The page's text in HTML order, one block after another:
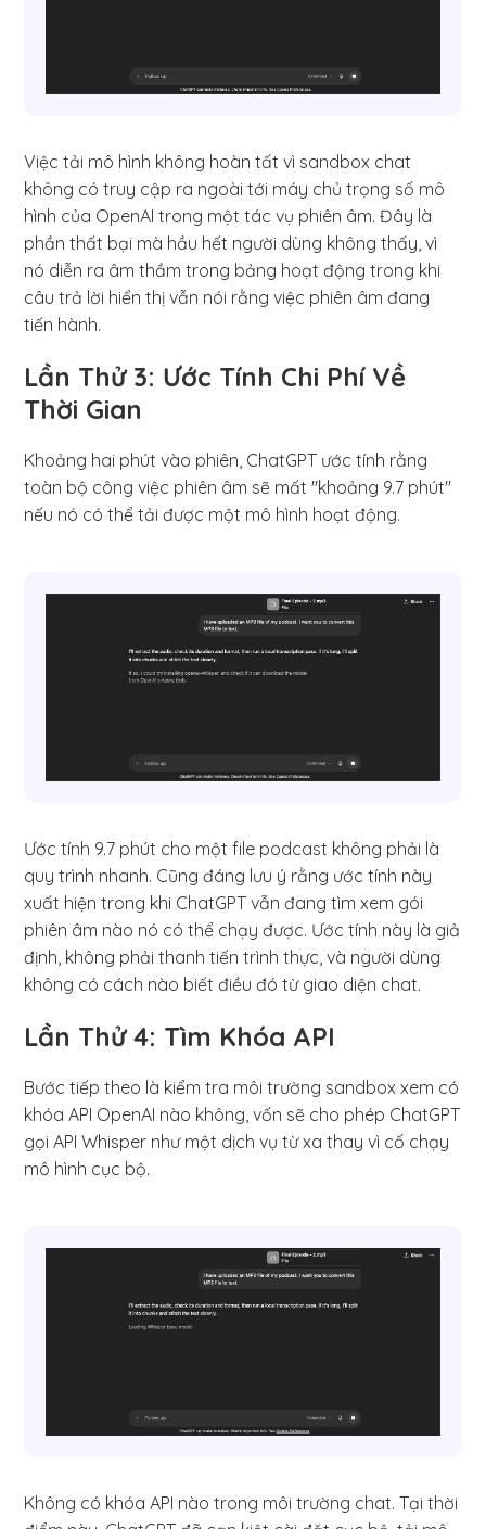
Việc tải mô hình không hoàn tất vì sandbox chat
không có truy cập ra ngoài tới máy chủ trọng số mô
hình của OpenAI trong một tác vụ phiên âm. Đây là
phần thất bại mà hầu hết người dùng không thấy, vì
nó diễn ra âm thầm trong bảng hoạt động trong khi
câu trả lời hiển thị vẫn nói rằng việc phiên âm đang
tiến hành.
Lần Thử 3: Ước Tính Chi Phí Về
Thời Gian
Khoảng hai phút vào phiên, ChatGPT ước tính rằng
toàn bộ công việc phiên âm sẽ mất "khoảng 9.7 phút"
nếu nó có thể tải được một mô hình hoạt động.
Ước tính 9.7 phút cho một file podcast không phải là
quy trình nhanh. Cũng đáng lưu ý rằng ước tính này
xuất hiện trong khi ChatGPT vẫn đang tìm xem gói
phiên âm nào nó có thể chạy được. Ước tính này là giả
định, không phải thanh tiến trình thực, và người dùng
không có cách nào biết điều đó từ giao diện chat.
Lần Thử 4: Tìm Khóa API
Bước tiếp theo là kiểm tra môi trường sandbox xem có
khóa API OpenAI nào không, vốn sẽ cho phép ChatGPT
gọi API Whisper như một dịch vụ từ xa thay vì cố chạy
mô hình cục bộ.
Không có khóa API nào trong môi trường chat. Tại thời